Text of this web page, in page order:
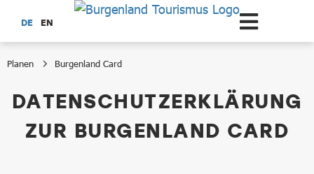
Zum Hauptinhalt springen
DE EN
Planen Burgenland Card
Datenschutzerklärung
DATENSCHUTZERKLÄRUNG
ZUR BURGENLAND CARD